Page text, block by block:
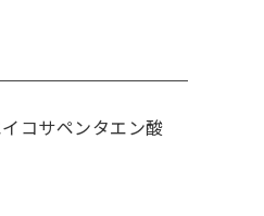
コサペンタエン酸